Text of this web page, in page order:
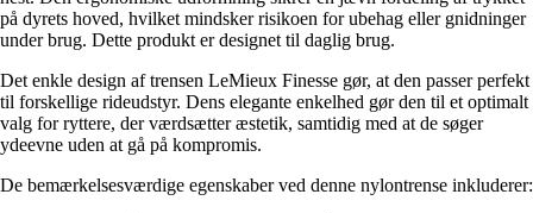
på dyrets hoved, hvilket mindsker risikoen for ubehag eller gnidninger
under brug. Dette produkt er designet til daglig brug.
Det enkle design af trensen LeMieux Finesse gør, at den passer perfekt
til forskellige rideudstyr. Dens elegante enkelhed gør den til et optimalt
valg for ryttere, der værdsætter æstetik, samtidig med at de søger
ydeevne uden at gå på kompromis.
De bemærkelsesværdige egenskaber ved denne nylontrense inkluderer: